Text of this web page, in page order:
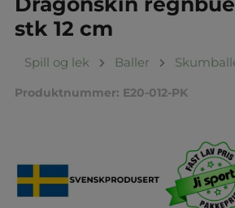
stk 12 cm
Spill og lek Baller
Produktnummer: E20-012-PK